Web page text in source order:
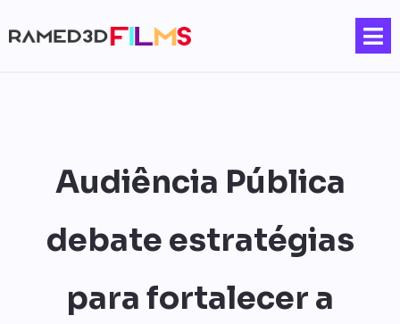
Audiência Pública
debate estratégias
para fortalecer a